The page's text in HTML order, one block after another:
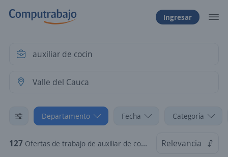
Ingresar
Departamento Fecha Categoría
127 Ofertas de trabajo de auxiliar de cocin en Valle del Cauca Relevancia